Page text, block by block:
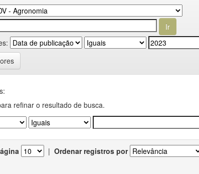
refinar o resultado de busca.
| Ordenar registros por